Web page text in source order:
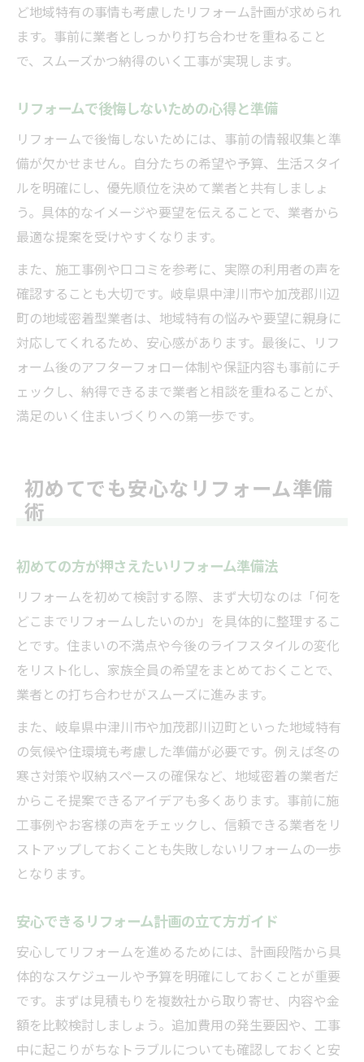
ど地域特有の事情も考慮したリフォーム計画が求められ
ます。事前に業者としっかり打ち合わせを重ねること
で、スムーズかつ納得のいく工事が実現します。
リフォームで後悔しないための心得と準備
リフォームで後悔しないためには、事前の情報収集と準
備が欠かせません。自分たちの希望や予算、生活スタイ
ルを明確にし、優先順位を決めて業者と共有しましょ
う。具体的なイメージや要望を伝えることで、業者から
最適な提案を受けやすくなります。
また、施工事例や口コミを参考に、実際の利用者の声を
確認することも大切です。岐阜県中津川市や加茂郡川辺
町の地域密着型業者は、地域特有の悩みや要望に親身に
対応してくれるため、安心感があります。最後に、リフ
ォーム後のアフターフォロー体制や保証内容も事前にチ
ェックし、納得できるまで業者と相談を重ねることが、
満足のいく住まいづくりへの第一歩です。
初めてでも安心なリフォーム準備
術
初めての方が押さえたいリフォーム準備法
リフォームを初めて検討する際、まず大切なのは「何を
どこまでリフォームしたいのか」を具体的に整理するこ
とです。住まいの不満点や今後のライフスタイルの変化
をリスト化し、家族全員の希望をまとめておくことで、
業者との打ち合わせがスムーズに進みます。
また、岐阜県中津川市や加茂郡川辺町といった地域特有
の気候や住環境も考慮した準備が必要です。例えば冬の
寒さ対策や収納スペースの確保など、地域密着の業者だ
からこそ提案できるアイデアも多くあります。事前に施
工事例やお客様の声をチェックし、信頼できる業者をリ
ストアップしておくことも失敗しないリフォームの一歩
となります。
安心できるリフォーム計画の立て方ガイド
安心してリフォームを進めるためには、計画段階から具
体的なスケジュールや予算を明確にしておくことが重要
です。まずは見積もりを複数社から取り寄せ、内容や金
額を比較検討しましょう。追加費用の発生要因や、工事
中に起こりがちなトラブルについても確認しておくと安